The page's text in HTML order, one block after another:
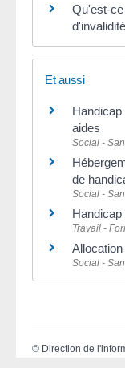
Qu'est-
Et aussi
aides
Social -
de
Social -
Travail -
Social -
© Direction de